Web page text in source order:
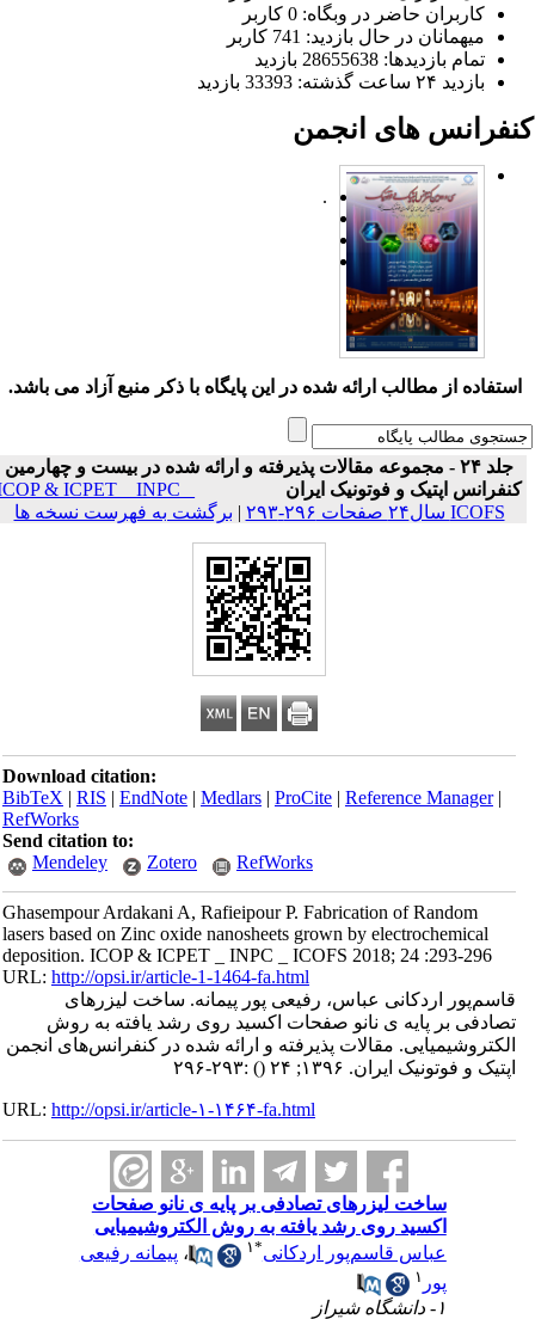
کاربران حاضر در وبگاه: 0 کاربر
میهمانان در حال بازدید: 741 کاربر
تمام بازدید‌ها: 28655638 بازدید
بازدید ۲۴ ساعت گذشته: 33393 بازدید
های انجمن
.
استفاده از مطالب ارائه شده در این پایگاه با ذکر منبع آزاد می باشد.
جلد ۲۴ - مجموعه مقالات پذیرفته و ارائه شده در بیست و چهارمین
کنفرانس اپتیک و فوتونیک ایران
ICOP & ICPET _ INPC _
ICOFS سال۲۴ صفحات ۲۹۶-۲۹۳
|برگشت به فهرست نسخه ها
Download citation:
BibTeX|RIS|EndNote|Medlars|ProCite|Reference Manager
RefWorks
Send citation to:
Mendeley
Zotero RefWorks
Ghasempour Ardakani A, Rafieipour P. Fabrication of Random
lasers based on Zinc oxide nanosheets grown by electrochemical
deposition. ICOP & ICPET _ INPC _ ICOFS 2018; 24 :293-296
URL:http://opsi.ir/article-1-1464-fa.html
قاسم‌پور اردکانی عباس، رفیعی پور پیمانه. ساخت لیزرهای
تصادفی بر پایه ی نانو صفحات اکسید روی رشد یافته به روش
الکتروشیمیایی. مقالات پذیرفته و ارائه شده در کنفرانس‌های انجمن
اپتیک و فوتونیک ایران. ۱۳۹۶; ۲۴
() :۲۹۳-۲۹۶
URL:http://opsi.ir/article-۱-۱۴۶۴-fa.html
ساخت لیزرهای تصادفی بر پایه ی نانو صفحات
اکسید روی رشد یافته به روش الکتروشیمیایی
عباس قاسم‌پور اردکانی
۱ ،پیمانه رفیعی
پور